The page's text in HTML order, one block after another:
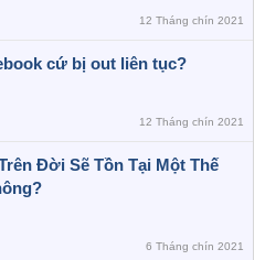
12 Tháng chín 2021
cứ bị out liên tục?
12 Tháng chín 2021
Đời Sẽ Tồn Tại Một Thế
6 Tháng chín 2021